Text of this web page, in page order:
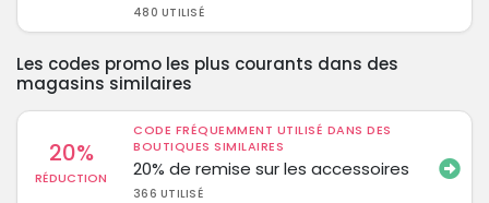
480 UTILISÉ
Les codes promo les plus courants dans des
magasins similaires
20%
RÉDUCTION
CODE FRÉQUEMMENT UTILISÉ DANS DES
BOUTIQUES SIMILAIRES
20% de remise sur les accessoires
366 UTILISÉ